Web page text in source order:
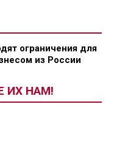
ограничения для
из России
ИХ НАМ!